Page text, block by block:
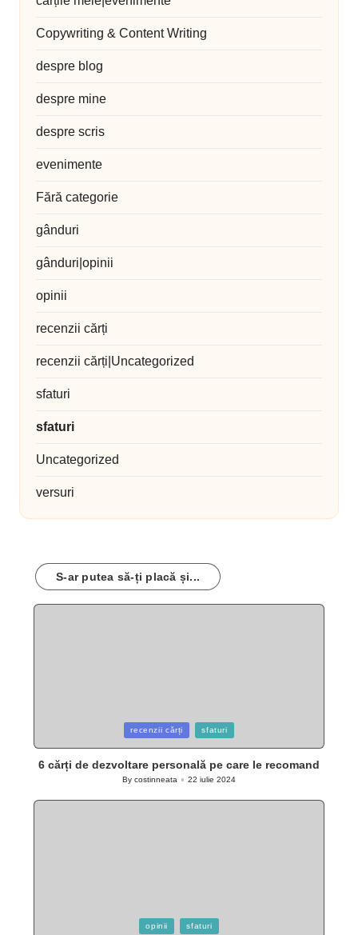
Copywriting & Content Writing
despre blog
despre mine
despre scris
evenimente
Fără categorie
gânduri
gânduri|opinii
opinii
recenzii cărți
recenzii cărți|Uncategorized
sfaturi
sfaturi
Uncategorized
versuri
S-ar putea să-ți placă și...
in
recenzii cărți sfaturi
6 cărți de dezvoltare personală pe care le recomand
Posted
Bycostinneata 22 iulie 2024
opinii sfaturi